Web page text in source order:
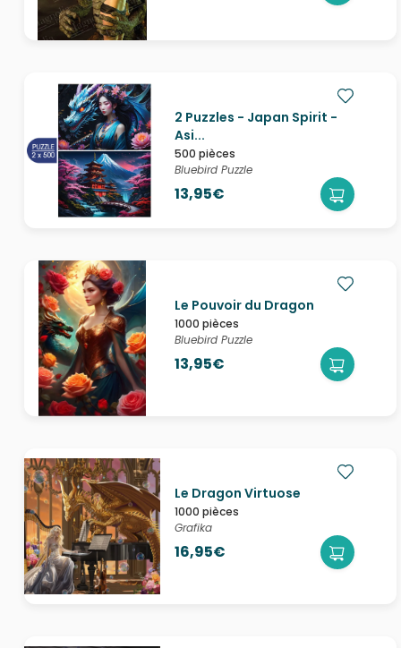
2 Puzzles - Japan Spirit -
Asi...
500 pièces
Bluebird Puzzle
13,95€
Le Pouvoir du Dragon
1000 pièces
Bluebird Puzzle
13,95€
Le Dragon Virtuose
1000 pièces
Grafika
16,95€